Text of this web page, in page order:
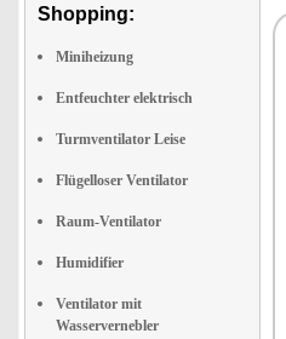
Shopping:
Miniheizung
Entfeuchter elektrisch
Turmventilator Leise
Flügelloser Ventilator
Raum-Ventilator
Humidifier
Ventilator mit
Wasservernebler